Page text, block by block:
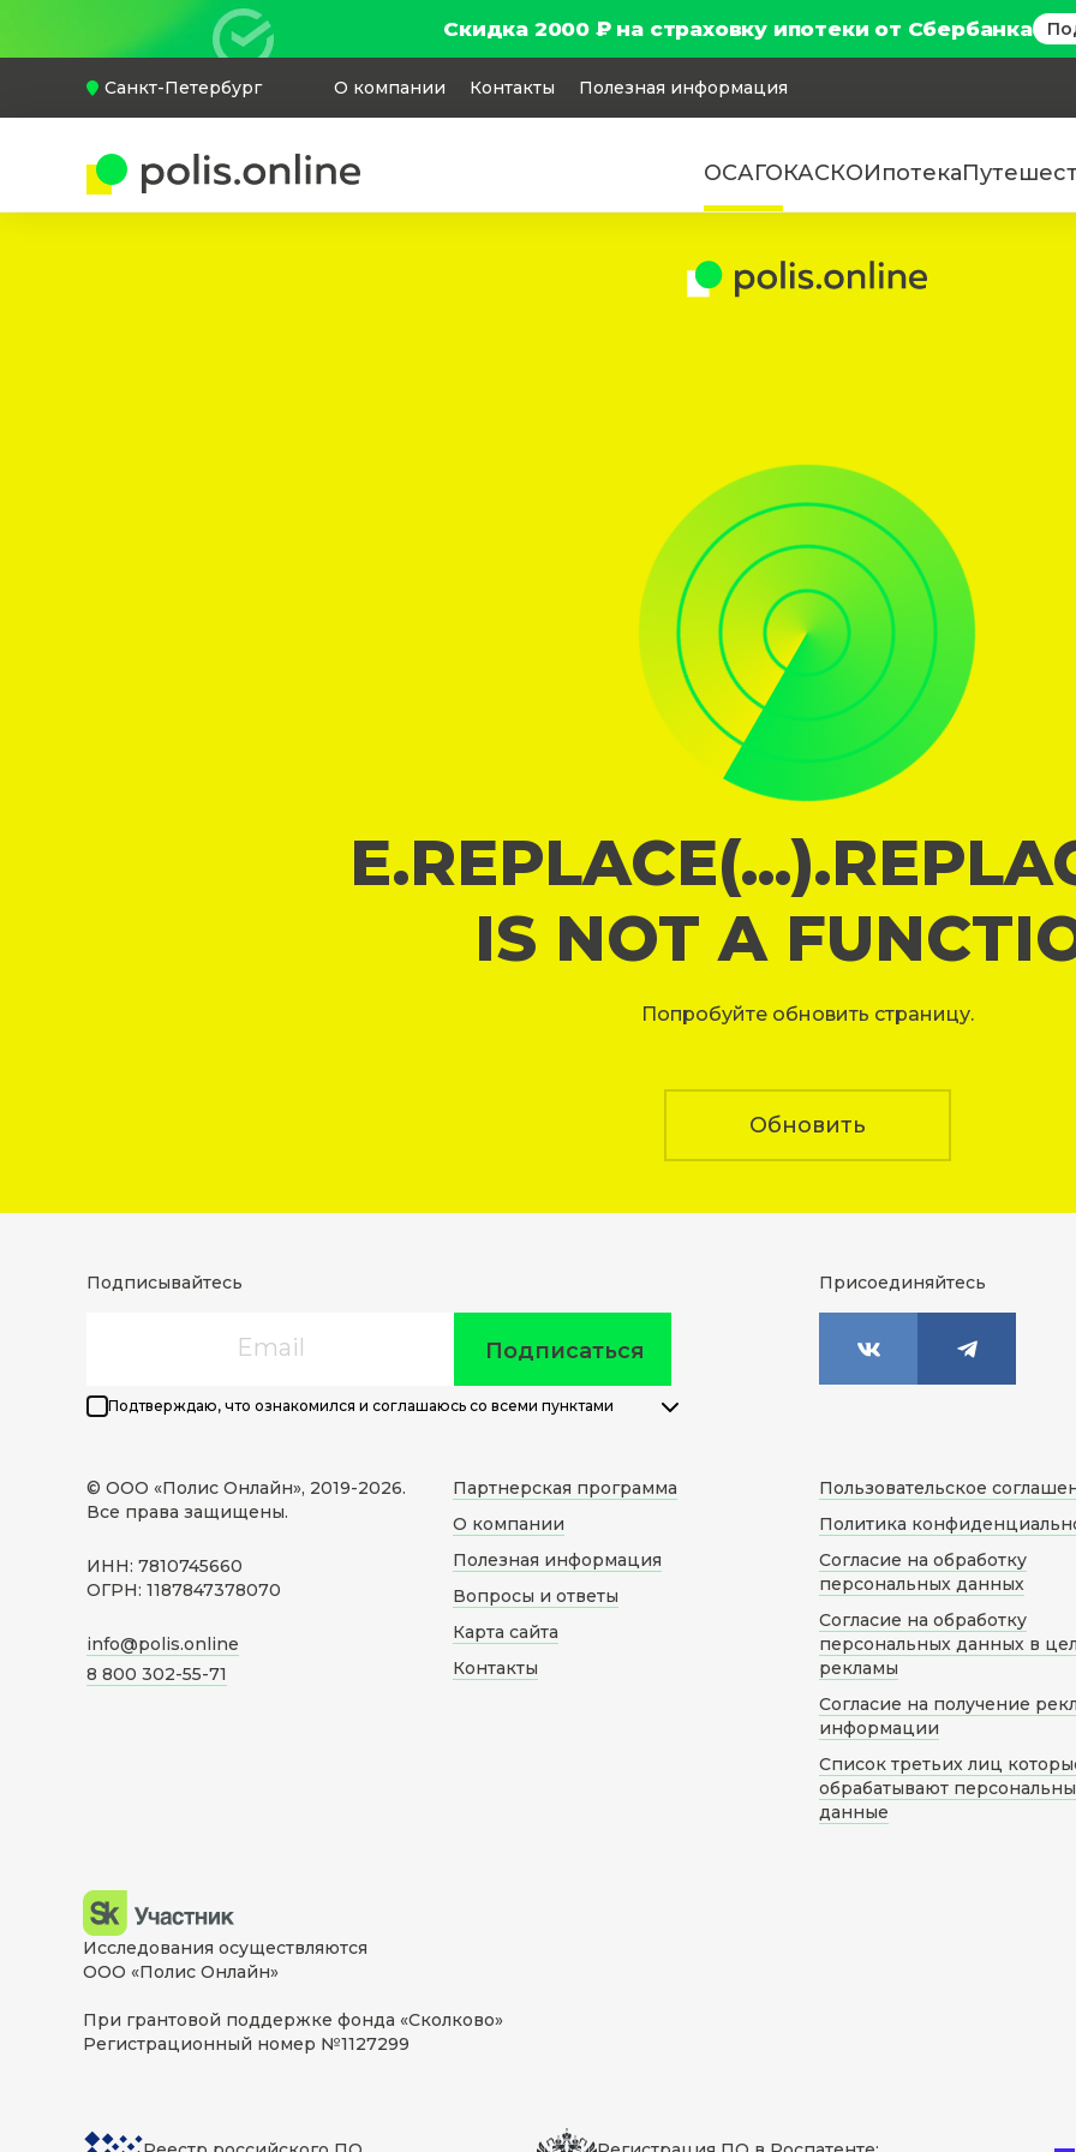
Скидка 2000 ₽ на страховку ипотеки от Сбербанка
Санкт-Петербург О компании Контакты Полезная информация
ОСАГОКАСКОИпотека
IS NOT A
Попробуйте обновить страницу.
Обновить
Подписывайтесь
Подписаться
Подтверждаю, что ознакомился и соглашаюсь со всеми пунктами
Присоединяйтесь
© ООО «Полис Онлайн», 2019-2026.
Все права защищены.
ИНН: 7810745660
ОГРН: 1187847378070
info@polis.online
8 800 302-55-71
Партнерская программа
О компании
Полезная информация
Вопросы и ответы
Карта сайта
Контакты
Пользовательское
Политика
Согласие на обработку
персональных данных
Согласие на обработку
персональных данных в
рекламы
Согласие на получение
информации
Список третьих лиц
обрабатывают
данные
Исследования осуществляются
ООО «Полис Онлайн»
При грантовой поддержке фонда «Сколково»
Регистрационный номер №1127299